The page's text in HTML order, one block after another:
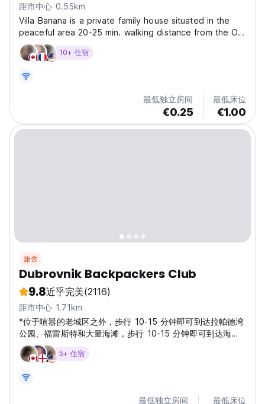
距市中心 0.55km
Villa Banana is a private family house situated in the
peaceful area 20-25 min. walking distance from the Old
Town and it is the ideal choice for groups and families.
We have rooms with 2, 4 or 5 beds including double
10+ 住宿
最低独立房间
€0.25
最低床位
€1.00
旅舍
Dubrovnik Backpackers Club
9.8近乎完美(2116)
距市中心 1.71km
*位于喧嚣的老城区之外，步行 10-15 分钟即可到达拉帕德湾
公园、福雷斯特和大量海滩，步行 10-15 分钟即可到达海
边，或者乘坐便宜或免费的巴士 10-15 分钟即可到达老城区*
5+ 住宿
最低独立房间 最低床位